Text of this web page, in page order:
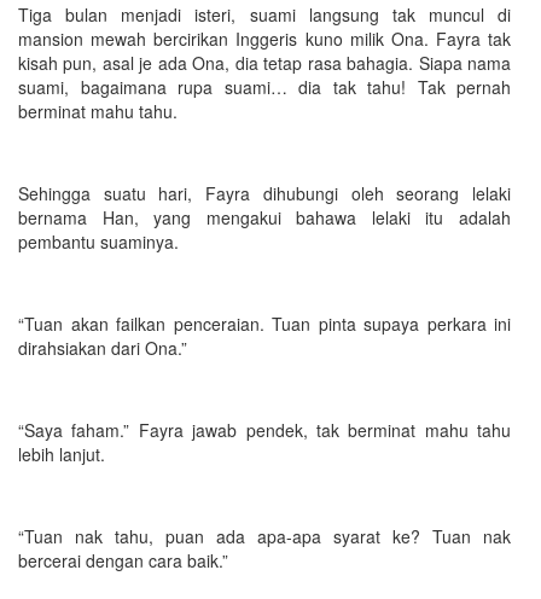
Tiga bulan menjadi isteri, suami langsung tak muncul di
mansion mewah bercirikan Inggeris kuno milik Ona. Fayra tak
kisah pun, asal je ada Ona, dia tetap rasa bahagia. Siapa nama
suami, bagaimana rupa suami… dia tak tahu! Tak pernah
berminat mahu tahu.
Sehingga suatu hari, Fayra dihubungi oleh seorang lelaki
bernama Han, yang mengakui bahawa lelaki itu adalah
pembantu suaminya.
“Tuan akan failkan penceraian. Tuan pinta supaya perkara ini
dirahsiakan dari Ona.”
“Saya faham.” Fayra jawab pendek, tak berminat mahu tahu
lebih lanjut.
“Tuan nak tahu, puan ada apa-apa syarat ke? Tuan nak
bercerai dengan cara baik.”